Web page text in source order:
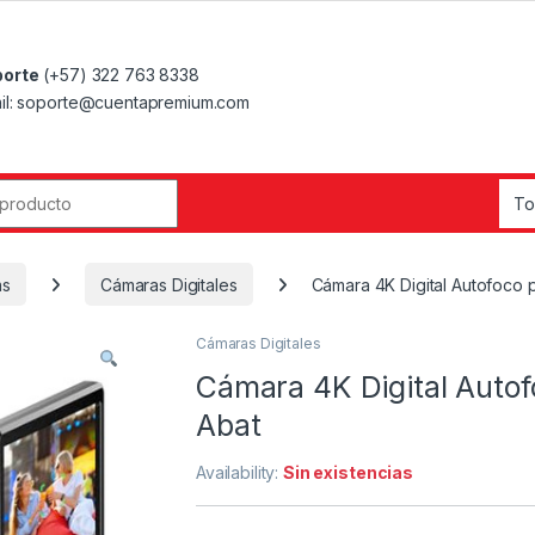
(+57) 322 763 8338
soporte@cuentapremium.com
Cámaras Digitales Cámara 4K Digital Autofoco
Cámaras Digitales
Cámara 4K Digital
Abat
Availability:Sin existencias